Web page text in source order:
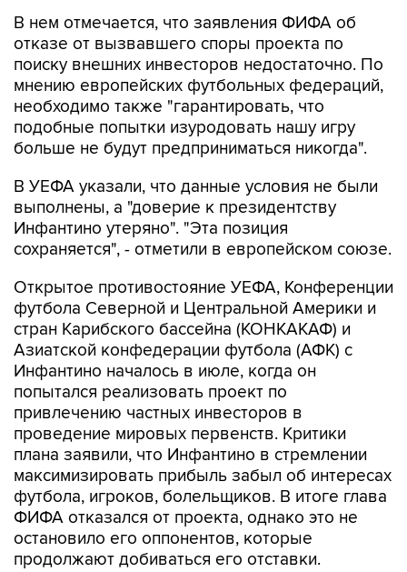
В нем отмечается, что заявления ФИФА об
отказе от вызвавшего споры проекта по
поиску внешних инвесторов недостаточно. По
мнению европейских футбольных федераций,
необходимо также "гарантировать, что
подобные попытки изуродовать нашу игру
больше не будут предприниматься никогда".
В УЕФА указали, что данные условия не были
выполнены, а "доверие к президентству
Инфантино утеряно". "Эта позиция
сохраняется", - отметили в европейском союзе.
Открытое противостояние УЕФА, Конференции
футбола Северной и Центральной Америки и
стран Карибского бассейна (КОНКАКАФ) и
Азиатской конфедерации футбола (АФК) с
Инфантино началось в июле, когда он
попытался реализовать проект по
привлечению частных инвесторов в
проведение мировых первенств. Критики
плана заявили, что Инфантино в стремлении
максимизировать прибыль забыл об интересах
футбола, игроков, болельщиков. В итоге глава
ФИФА отказался от проекта, однако это не
остановило его оппонентов, которые
продолжают добиваться его отставки.